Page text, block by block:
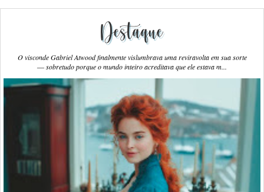
Destaque
O visconde Gabriel Atwood finalmente vislumbrava uma reviravolta em sua sorte
― sobretudo porque o mundo inteiro acreditava que ele estava m...